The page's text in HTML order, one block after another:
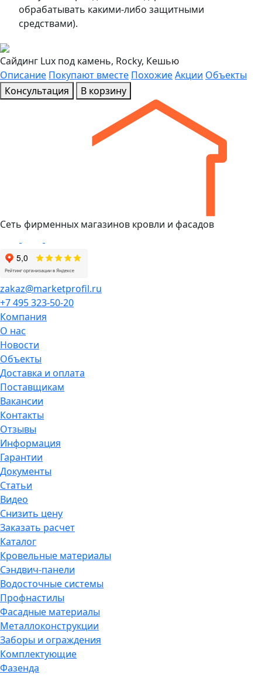
обрабатывать какими-либо защитными
средствами).
Сайдинг Lux под камень, Rocky, Кешью
Описание Покупают вместе ПохожиеАкции Объекты
Консультация
В корзину
Сеть фирменных магазинов кровли и фасадов
zakaz@marketprofil.ru
+7 495 323-50-20
Компания
О нас
Новости
Объекты
Доставка и оплата
Поставщикам
Вакансии
Контакты
Отзывы
Информация
Гарантии
Документы
Статьи
Видео
Снизить цену
Заказать расчет
Каталог
Кровельные материалы
Сэндвич-панели
Водосточные системы
Профнастилы
Фасадные материалы
Металлоконструкции
Заборы и ограждения
Комплектующие
Фазенда